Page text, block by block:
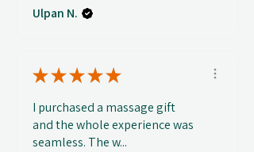
Ulpan N.
★★★★★
I purchased a massage gift
and the whole experience was
seamless. The w...